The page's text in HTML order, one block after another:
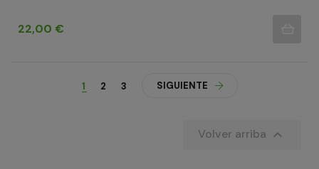
Precio
22,00 €
1 2 3 SIGUIENTE
Volver arriba 